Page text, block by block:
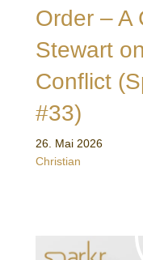
Order – A
Stewart
Conflict
#33)
26. Mai 2026
Christian